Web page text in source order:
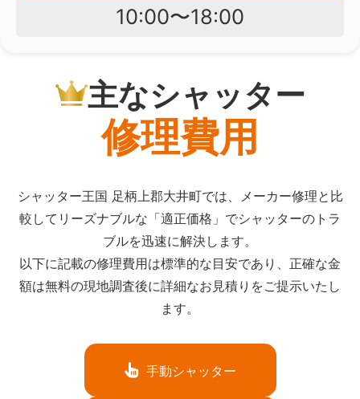
10:00〜18:00
主なシャッター
修理費用
シャッター王国 足柄上郡大井町では、メーカー修理と比
較してリーズナブルな「適正価格」でシャッターのトラ
ブルを迅速に解決します。
以下に記載の修理費用は標準的な目安であり、正確な金
額は無料の現地調査後に詳細なお見積りをご提示いたし
ます。
手動シャッター